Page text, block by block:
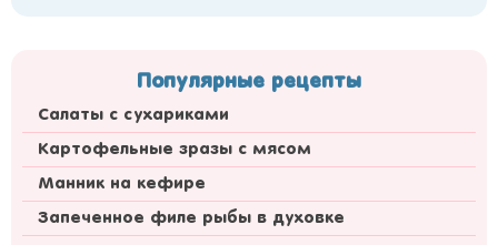
Популярные рецепты
Салаты с сухариками
Картофельные зразы с мясом
Манник на кефире
Запеченное филе рыбы в духовке